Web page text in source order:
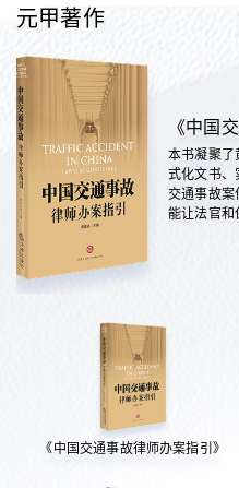
元甲著作
《中国
本书凝聚了
式化文书、
交通事故
能让法官和
《中国交通事故律师办案指引》